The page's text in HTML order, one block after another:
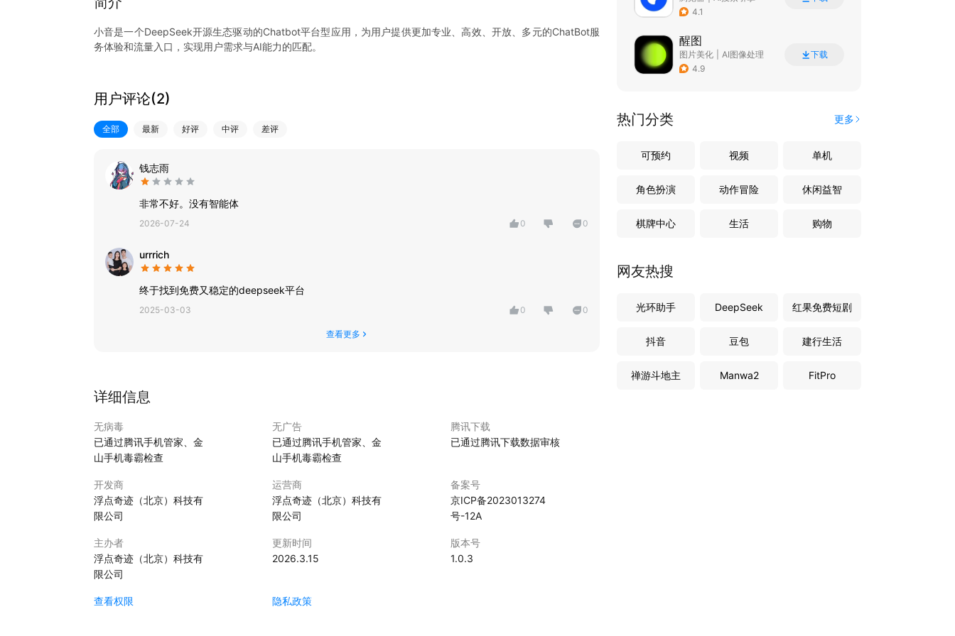
小音是一个DeepSeek开源生态驱动的Chatbot平台型应用，为用户提供更加专业、高效、开放、多元的ChatBot服
务体验和流量入口，实现用户需求与AI能力的匹配。
用户评论(2)
全部 最新 好评 中评 差评
钱志雨
非常不好。没有智能体
2026-07-24 0 0
urrrich
终于找到免费又稳定的deepseek平台
2025-03-03 0 0
查看更多
详细信息
无病毒
已通过腾讯手机管家、金
山手机毒霸检查
无广告
已通过腾讯手机管家、金
山手机毒霸检查
腾讯下载
已通过腾讯下载数据审核
开发商
浮点奇迹（北京）科技有
限公司
运营商
浮点奇迹（北京）科技有
限公司
备案号
京ICP备2023013274
号-12A
主办者
浮点奇迹（北京）科技有
限公司
更新时间
2026.3.15
版本号
1.0.3
查看权限 隐私政策
4.1
醒图
图片美化
AI图像处理
4.9
下载
热门分类 更多
可预约 视频 单机
角色扮演 动作冒险 休闲益智
棋牌中心 生活 购物
网友热搜
光环助手 DeepSeek 红果免费短剧
抖音 豆包 建行生活
禅游斗地主 Manwa2 FitPro